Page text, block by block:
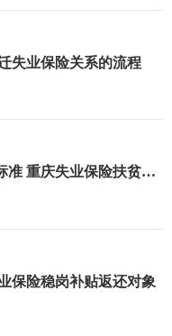
失业保险关系的流程
重庆失业保险扶贫政策对象及补贴标准 重庆失业保险扶贫政策对象
保险稳岗补贴返还对象